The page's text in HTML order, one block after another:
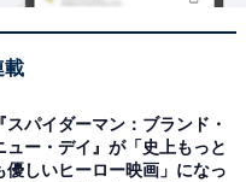
対応！片側取り外し
載
『スパイダーマン：ブランド・
ュー・デイ』が「史上もっと
優しいヒーロー映画」になっ